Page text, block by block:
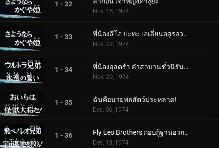
1 - 32
Nov. 15, 1974
1 - 33 พี่น้องลีโอ ปะทะ เอเลี่ยนอสูรอวกาศ
Nov. 22, 1974
1 - 34 พี่น้องอุลตร้า คำสาบานชั่วนิรันดร์
Nov. 29, 1974
1 - 35 ฉันคือนายพลสัตว์ประหลาด!
Dec. 06, 1974
1 - 36 Fly Leo Brothers กอบกู้ฐานอวกาศ!
Dec. 13, 1974